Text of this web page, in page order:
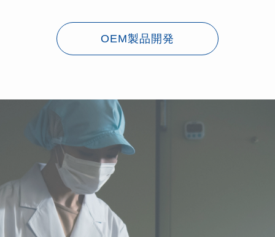
OEM製品開発